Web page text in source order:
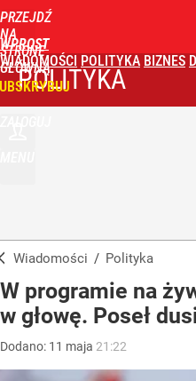
PRZEJDŹ
NA
STRONĘ
GŁÓWNĄ
WPROST
WIADOMOŚCI POLITYKA BIZNES
POLITYKA
Wiadomości / Polityka
W programie na
w głowę. Poseł
Dodano: 11 maja 21:22